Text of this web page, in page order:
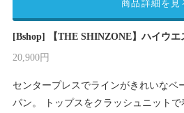
[Bshop] 【THE SHINZONE】ハイウ
20,900円
センタープレスでラインがきれいなベ
パン。 トップスをクラッシュニット
商品詳細を見